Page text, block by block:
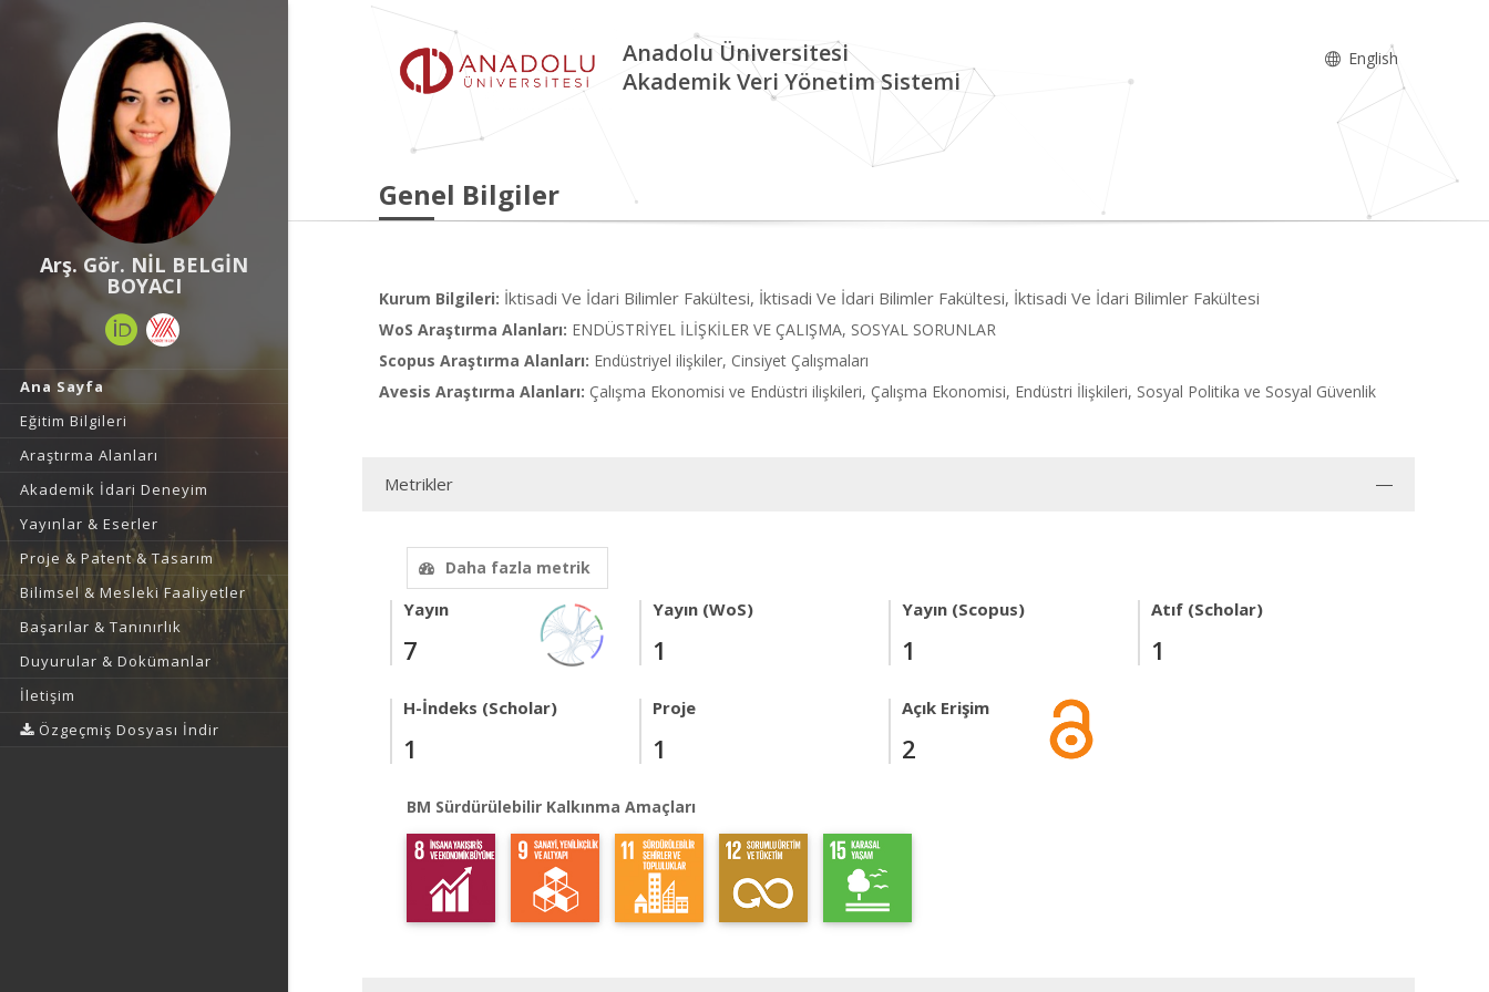
Arş. Gör. NİL BELGİN
BOYACI
Ana Sayfa
Eğitim Bilgileri
Araştırma Alanları
Akademik İdari Deneyim
Yayınlar & Eserler
Proje & Patent & Tasarım
Bilimsel & Mesleki Faaliyetler
Başarılar & Tanınırlık
Duyurular & Dokümanlar
İletişim
Özgeçmiş Dosyası İndir
Anadolu Üniversitesi
Akademik Veri Yönetim Sistemi
English
Genel Bilgiler
Kurum Bilgileri: İktisadi Ve İdari Bilimler Fakültesi, İktisadi Ve İdari Bilimler Fakültesi, İktisadi Ve İdari Bilimler Fakültesi
WoS Araştırma Alanları: ENDÜSTRİYEL İLİŞKİLER VE ÇALIŞMA, SOSYAL SORUNLAR
Scopus Araştırma Alanları: Endüstriyel ilişkiler, Cinsiyet Çalışmaları
Avesis Araştırma Alanları: Çalışma Ekonomisi ve Endüstri ilişkileri, Çalışma Ekonomisi, Endüstri İlişkileri, Sosyal Politika ve Sosyal Güvenlik
Metrikler
Daha fazla metrik
Yayın
7
Yayın (WoS)
1
Yayın (Scopus)
1
Atıf (Scholar)
1
H-İndeks (Scholar)
1
Proje
1
Açık Erişim
2
BM Sürdürülebilir Kalkınma Amaçları